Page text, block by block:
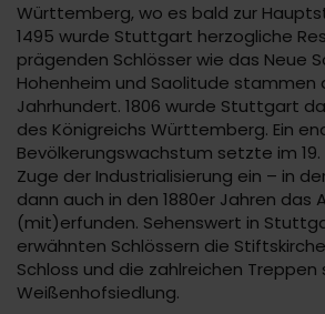
Württemberg, wo es bald zur
1495 wurde Stuttgart herzogliche
prägenden Schlösser wie das Neue
Hohenheim und Saolitude stammen
Jahrhundert. 1806 wurde Stuttgart
des Königreichs Württemberg. Ein
Bevölkerungswachstum setzte im
Zuge der Industrialisierung ein – in
dann auch in den 1880er Jahren das
(mit)erfunden. Sehenswert in
erwähnten Schlössern die
Schloss und die zahlreichen Treppen
Weißenhofsiedlung.